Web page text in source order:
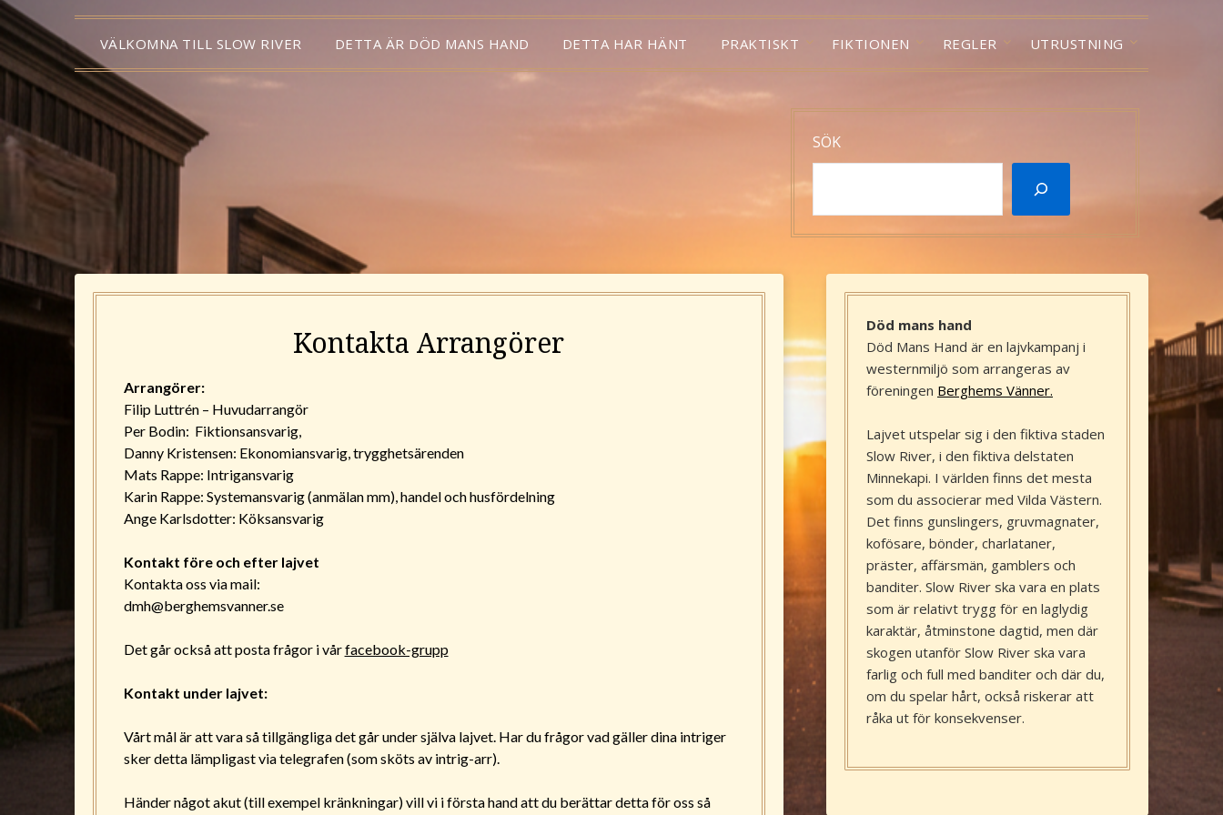
VÄLKOMNA TILL SLOW RIVER DETTA ÄR DÖD MANS HAND DETTA HAR HÄNT PRAKTISKT FIKTIONEN REGLER UTRUSTNING
SÖK
Kontakta Arrangörer
Arrangörer:
Filip Luttrén – Huvudarrangör
Per Bodin: Fiktionsansvarig,
Danny Kristensen: Ekonomiansvarig, trygghetsärenden
Mats Rappe: Intrigansvarig
Karin Rappe: Systemansvarig (anmälan mm), handel och husfördelning
Ange Karlsdotter: Köksansvarig
Kontakt före och efter lajvet
Kontakta oss via mail:
dmh@berghemsvanner.se
Det går också att posta frågor i vårfacebook-grupp
Kontakt under lajvet:
Vårt mål är att vara så tillgängliga det går under själva lajvet. Har du frågor vad gäller dina intriger
sker detta lämpligast via telegrafen (som sköts av intrig-arr).
Händer något akut (till exempel kränkningar) vill vi i första hand att du berättar detta för oss så
Död mans hand
Död Mans Hand är en lajvkampanj i
westernmiljö som arrangeras av
föreningen Berghems Vänner.
Lajvet utspelar sig i den fiktiva staden
Slow River, i den fiktiva delstaten
Minnekapi. I världen finns det mesta
som du associerar med Vilda Västern.
Det finns gunslingers, gruvmagnater,
kofösare, bönder, charlataner,
präster, affärsmän, gamblers och
banditer. Slow River ska vara en plats
som är relativt trygg för en laglydig
karaktär, åtminstone dagtid, men där
skogen utanför Slow River ska vara
farlig och full med banditer och där du,
om du spelar hårt, också riskerar att
råka ut för konsekvenser.